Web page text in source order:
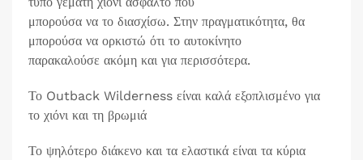
μπορούσα να το διασχίσω. Στην πραγματικότητα, θα
μπορούσα να ορκιστώ ότι το αυτοκίνητο
παρακαλούσε ακόμη και για περισσότερα.
Το Outback Wilderness είναι καλά εξοπλισμένο για
το χιόνι και τη βρωμιά
Το ψηλότερο διάκενο και τα ελαστικά είναι τα κύρια